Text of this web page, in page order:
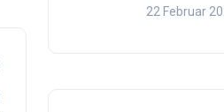
22 Februar